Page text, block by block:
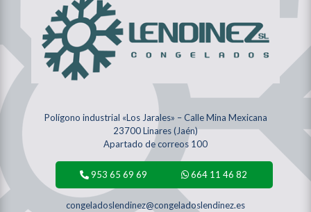
Polígono industrial «Los Jarales» – Calle Mina Mexicana
23700 Linares (Jaén)
Apartado de correos 100
953 65 69 69 664 11 46 82
congeladoslendinez@congeladoslendinez.es